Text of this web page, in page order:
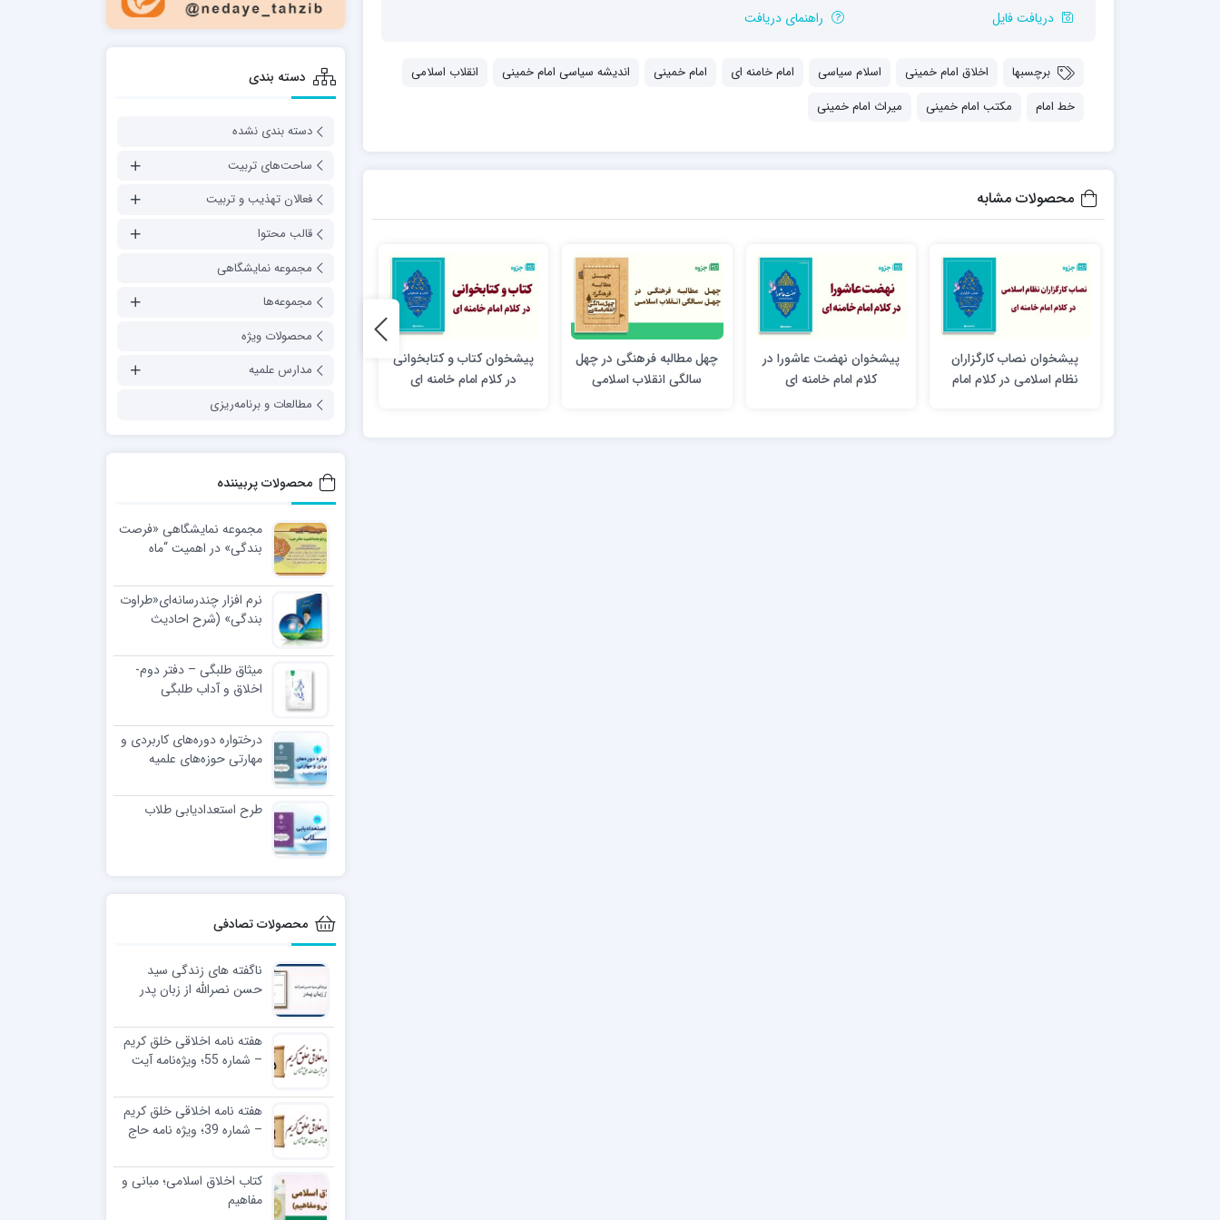
مدرسه علمیه شهید صدوقی ره واحد5
مدرسه علمیه معصومیه
مدرسه علمیه نمونه پیامبر اعظم(ص)
حسن علیه السلام
مرکز هدایت علمی و تربیتی الهادی علیه السلام
امام صادق علیه السلام اردکان
دریافت فایل راهنمای دریافت
برچسبها اخلاق امام خمینی اسلام سیاسی امام خامنه ای امام خمینی اندیشه سیاسی امام خمینی
انقلاب اسلامی
خط امام
مکتب امام خمینی میراث امام خمینی
محصولات مشابه
پیشخوان نصاب کارگزاران
نظام اسلامی در کلام امام
پیشخوان نهضت عاشورا در
کلام امام خامنه ای
چهل مطالبه فرهنگی در چهل
سالگی انقلاب اسلامی
پیشخوان کتاب و کتابخوانی
در کلام امام خامنه ای
شبکه ارتباطی اجتماعی
دسته بندی
دسته بندی نشده
ساحت‌های تربیت
فعالان تهذیب و تربیت
قالب محتوا
مجموعه نمایشگاهی
مجموعه‌ها
محصولات ویژه
مدارس علمیه
مطالعات و برنامه‌ریزی
محصولات پربیننده
مجموعه نمایشگاهی «فرصت
بندگی» در اهمیت “ماه
نرم افزار چندرسانه‌ای«طراوت
بندگی» (شرح احادیث
اسلامی)
میثاق طلبگی – دفتر دوم-
اخلاق و آداب طلبگی
درختواره دوره‌های کاربردی و
مهارتی حوزه‌های علمیه
طرح استعدادیابی طلاب
محصولات تصادفی
ناگفته های زندگی سید
حسن نصرالله از زبان پدر
هفته نامه اخلاقی خلق کریم
– شماره 55؛ ویژه‌نامه آیت
هفته نامه اخلاقی خلق کریم
– شماره 39؛ ویژه نامه حاج
کتاب اخلاق اسلامی؛ مبانی و
مفاهيم